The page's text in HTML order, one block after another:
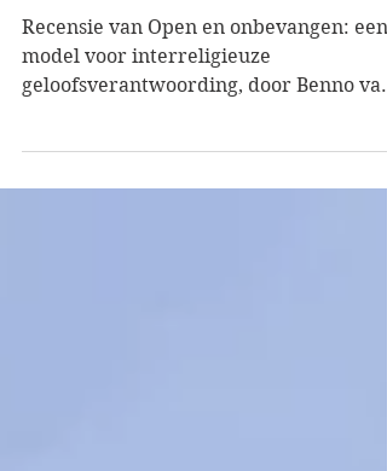
onbevangen
Recensie van Open en onbevangen: een
model voor interreligieuze
den Toren & Kang-San Tan.